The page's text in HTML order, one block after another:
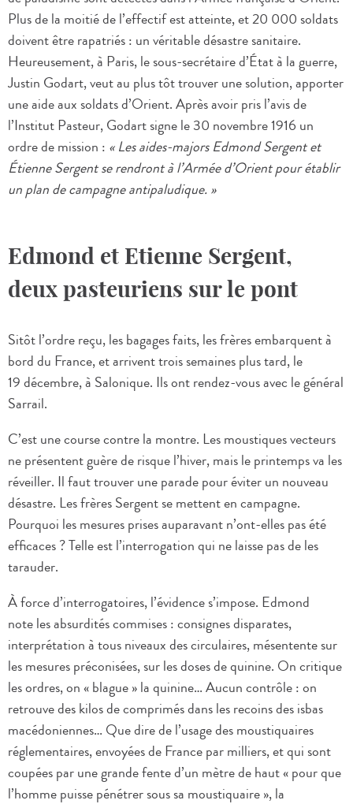
Plus de la moitié de l’effectif est atteinte, et 20 000 soldats
doivent être rapatriés : un véritable désastre sanitaire.
Heureusement, à Paris, le sous-secrétaire d’État à la guerre,
Justin Godart, veut au plus tôt trouver une solution, apporter
une aide aux soldats d’Orient. Après avoir pris l’avis de
l’Institut Pasteur, Godart signe le 30 novembre 1916 un
ordre de mission : « Les aides-majors Edmond Sergent et
Étienne Sergent se rendront à l’Armée d’Orient pour établir
un plan de campagne antipaludique. »
Edmond et Etienne Sergent,
deux pasteuriens sur le pont
Sitôt l’ordre reçu, les bagages faits, les frères embarquent à
bord du France, et arrivent trois semaines plus tard, le
19 décembre, à Salonique. Ils ont rendez-vous avec le général
Sarrail.
C’est une course contre la montre. Les moustiques vecteurs
ne présentent guère de risque l’hiver, mais le printemps va les
réveiller. Il faut trouver une parade pour éviter un nouveau
désastre. Les frères Sergent se mettent en campagne.
Pourquoi les mesures prises auparavant n’ont-elles pas été
efficaces ? Telle est l’interrogation qui ne laisse pas de les
tarauder.
À force d’interrogatoires, l’évidence s’impose. Edmond
note les absurdités commises : consignes disparates,
interprétation à tous niveaux des circulaires, mésentente sur
les mesures préconisées, sur les doses de quinine. On critique
les ordres, on « blague » la quinine… Aucun contrôle : on
retrouve des kilos de comprimés dans les recoins des isbas
macédoniennes… Que dire de l’usage des moustiquaires
réglementaires, envoyées de France par milliers, et qui sont
coupées par une grande fente d’un mètre de haut « pour que
l’homme puisse pénétrer sous sa moustiquaire », la